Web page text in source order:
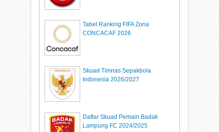
Tabel Ranking FIFA Zona
CONCACAF 2026
Skuad Timnas Sepakbola
Indonesia 2026/2027
Daftar Skuad Pemain Badak
Lampung FC 2024/2025